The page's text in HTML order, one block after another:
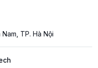
TP. Hà Nội